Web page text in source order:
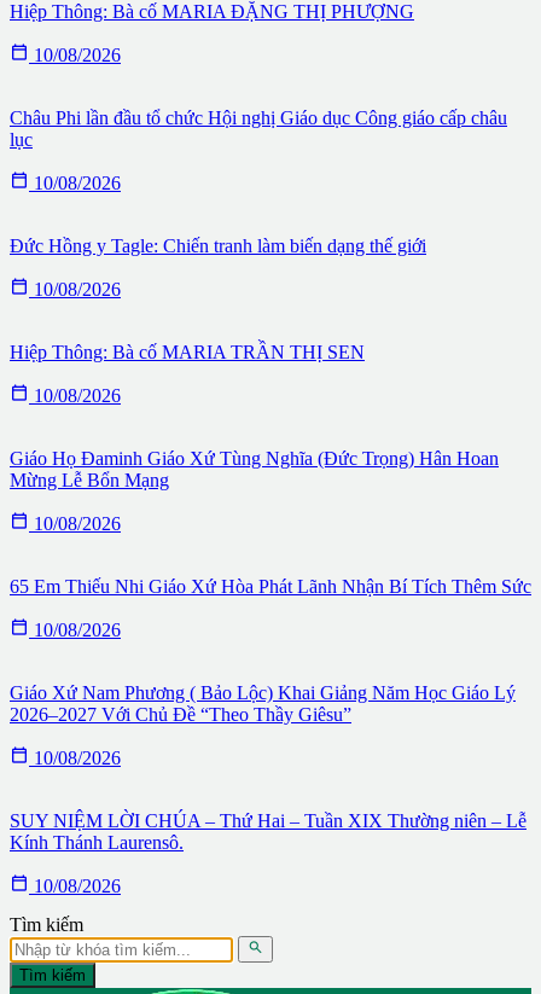
Hiệp Thông: Bà cố MARIA ĐẶNG THỊ PHƯỢNG
 10/08/2026
Châu Phi lần đầu tổ chức Hội nghị Giáo dục Công giáo cấp châu
lục
 10/08/2026
Đức Hồng y Tagle: Chiến tranh làm biến dạng thế giới
 10/08/2026
Hiệp Thông: Bà cố MARIA TRẦN THỊ SEN
 10/08/2026
Giáo Họ Đaminh Giáo Xứ Tùng Nghĩa (Đức Trọng) Hân Hoan
Mừng Lễ Bổn Mạng
 10/08/2026
65 Em Thiếu Nhi Giáo Xứ Hòa Phát Lãnh Nhận Bí Tích Thêm Sức
 10/08/2026
Giáo Xứ Nam Phương ( Bảo Lộc) Khai Giảng Năm Học Giáo Lý
2026–2027 Với Chủ Đề “Theo Thầy Giêsu”
 10/08/2026
SUY NIỆM LỜI CHÚA – Thứ Hai – Tuần XIX Thường niên – Lễ
Kính Thánh Laurensô.
 10/08/2026
Tìm kiếm

Tìm kiếm